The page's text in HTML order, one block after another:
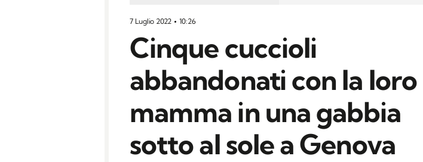
7 Luglio 2022 10:26
Cinque cuccioli
abbandonati con la loro
mamma in una gabbia
sotto al sole a Genova